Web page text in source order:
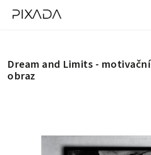
Dream and Limits - motivační
obraz